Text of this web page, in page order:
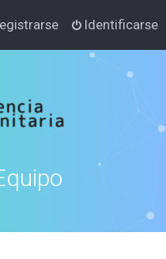
Identificarse